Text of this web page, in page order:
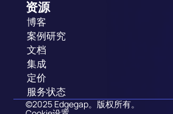
资源
博客
案例研究
文档
集成
定价
服务状态
©2025 Edgegap。版权所有。